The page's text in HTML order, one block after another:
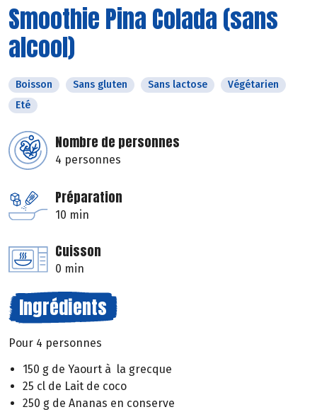
Smoothie Pina Colada (sans
alcool)
Boisson Sans gluten Sans lactose
Végétarien
Eté
Nombre de personnes
4 personnes
Préparation
10 min
Cuisson
0 min
Ingrédients
Pour 4 personnes
150 g de Yaourt à la grecque
25 cl de Lait de coco
250 g de Ananas en conserve